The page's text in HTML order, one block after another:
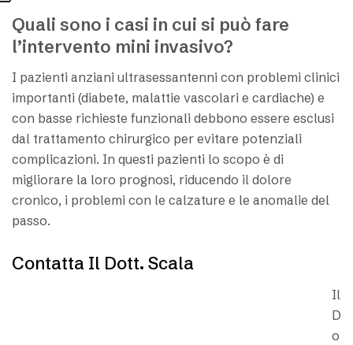
Quali sono i casi in cui si può fare
l’intervento mini invasivo?
I pazienti anziani ultrasessantenni con problemi clinici
importanti (diabete, malattie vascolari e cardiache) e
con basse richieste funzionali debbono essere esclusi
dal trattamento chirurgico per evitare potenziali
complicazioni. In questi pazienti lo scopo è di
migliorare la loro prognosi, riducendo il dolore
cronico, i problemi con le calzature e le anomalie del
passo.
Contatta Il Dott. Scala
Il
D
o